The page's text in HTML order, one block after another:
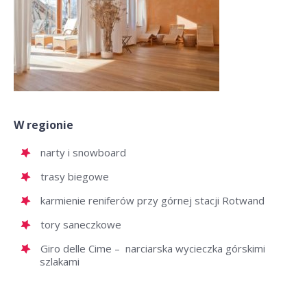
W regionie
narty i snowboard
trasy biegowe
karmienie reniferów przy górnej stacji Rotwand
tory saneczkowe
Giro delle Cime – narciarska wycieczka górskimi
szlakami